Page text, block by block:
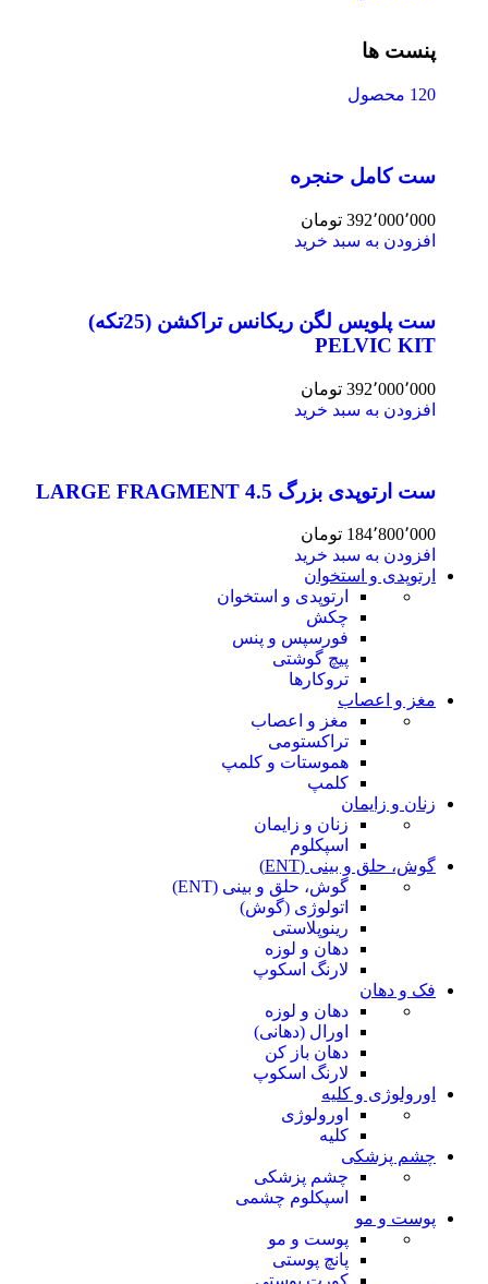
پنست ها
120 محصول
ست کامل حنجره
392٬000٬000 تومان
افزودن به سبد خرید
ست پلویس لگن ریکانس تراکشن (25تکه)
PELVIC KIT
392٬000٬000 تومان
افزودن به سبد خرید
ست ارتوپدی بزرگ 4.5 LARGE FRAGMENT
184٬800٬000 تومان
افزودن به سبد خرید
ارتوپدی و استخوان
ارتوپدی و استخوان
چکش
فورسپس و پنس
پیچ گوشتی
تروکارها
مغز و اعصاب
مغز و اعصاب
تراکستومی
هموستات و کلمپ
کلمپ
زنان و زایمان
زنان و زایمان
اسپکلوم
گوش، حلق و بینی (ENT)
گوش، حلق و بینی (ENT)
اتولوژی (گوش)
رینوپلاستی
دهان و لوزه
لارنگ اسکوپ
فک و دهان
دهان و لوزه
اورال (دهانی)
دهان باز کن
لارنگ اسکوپ
اورولوژی و کلیه
اورولوژی
کلیه
چشم پزشکی
چشم پزشکی
اسپکلوم چشمی
پوست و مو
پوست و مو
پانچ پوستی